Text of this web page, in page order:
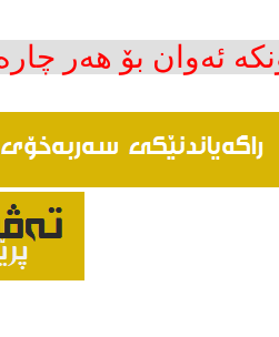
ئەوان بۆ هەر